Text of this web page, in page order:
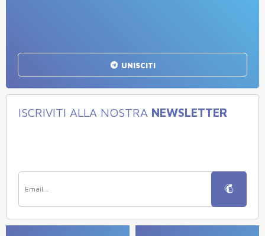
UNISCITI
ISCRIVITI ALLA NOSTRA NEWSLETTER